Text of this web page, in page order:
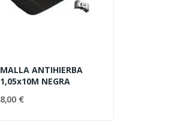
MALLA ANTIHIERBA
1,05x10M NEGRA
8,00 €